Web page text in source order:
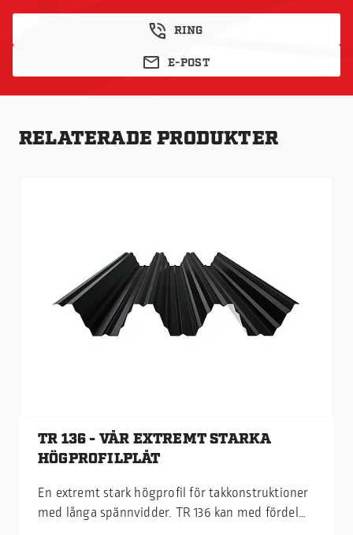
RING
E-POST
RELATERADE PRODUKTER
TR 136 - VÅR EXTREMT STARKA
HÖGPROFILPLÅT
En extremt stark högprofil för takkonstruktioner
med långa spännvidder. TR 136 kan med fördel